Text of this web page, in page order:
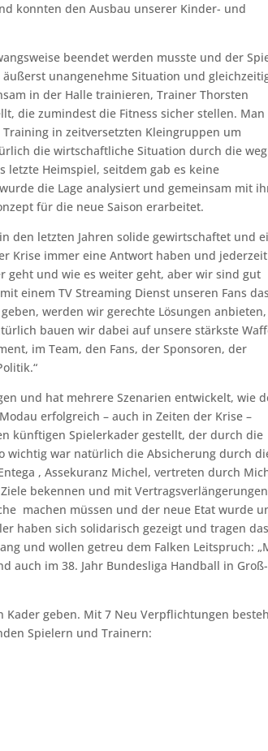
konnten den Ausbau unserer Kinder- und
beendet werden musste und der
unangenehme Situation und
in der Halle trainieren, Trainer Thorsten
die zumindest die Fitness sicher stellen. Man
in zeitversetzten Kleingruppen um
die wirtschaftliche Situation durch die weg
letzte Heimspiel, seitdem gab es keine
die Lage analysiert und gemeinsam mit
für die neue Saison erarbeitet.
den letzten Jahren solide gewirtschaftet und
Krise immer eine Antwort haben und jederzeit
geht und wie es weiter geht, aber wir sind gut
einem TV Streaming Dienst unseren Fans das
werden wir gerechte Lösungen anbieten,
bauen wir dabei auf unsere stärkste
im Team, den Fans, der Sponsoren, der
und hat mehrere Szenarien entwickelt, wie
erfolgreich – auch in Zeiten der Krise –
künftigen Spielerkader gestellt, der durch die
wichtig war natürlich die Absicherung durch
, Assekuranz Michel, vertreten durch
bekennen und mit Vertragsverlängerungen
machen müssen und der neue Etat wurde
haben sich solidarisch gezeigt und tragen das
und wollen getreu dem Falken Leitspruch:
auch im 38. Jahr Bundesliga Handball in Groß-
Kader geben. Mit 7 Neu Verpflichtungen
Spielern und Trainern: